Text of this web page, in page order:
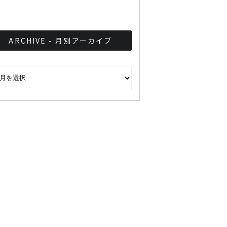
ARCHIVE - 月別アーカイブ
- 月別アーカイブ